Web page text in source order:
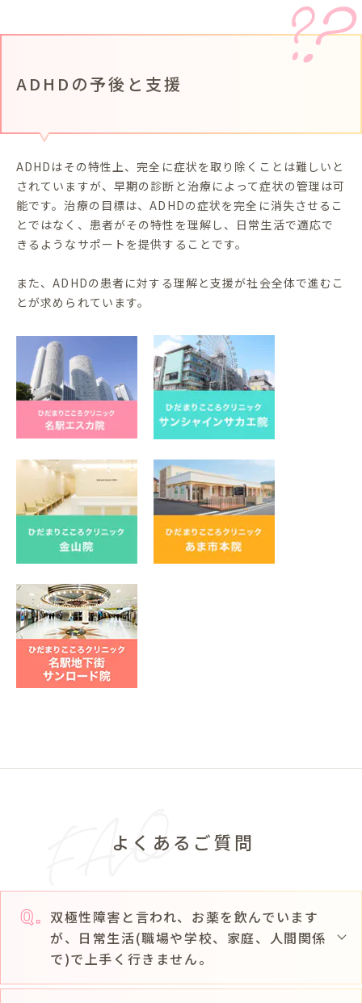
ADHDの予後と支援
ADHDはその特性上、完全に症状を取り除くことは難しいと
されていますが、早期の診断と治療によって症状の管理は可
能です。治療の目標は、ADHDの症状を完全に消失させるこ
とではなく、患者がその特性を理解し、日常生活で適応で
きるようなサポートを提供することです。
また、ADHDの患者に対する理解と支援が社会全体で進むこ
とが求められています。
よくあるご質問
双極性障害と言われ、お薬を飲んでいます
が、日常生活(職場や学校、家庭、人間関係
で)で上手く行きません。